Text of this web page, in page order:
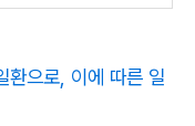
환으로, 이에 따른 일